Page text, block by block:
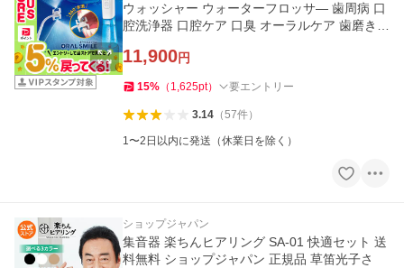
ウォッシャー ウォーターフロッサ― 歯周病 口
腔洗浄器 口腔ケア 口臭 オーラルケア 歯磨き
11,900円
15% （ 1,625pt） 要エントリー
3.14（57件）
1〜2日以内に発送（休業日を除く）
ショップジャパン
集音器 楽ちんヒアリング SA-01 快適セット 送
料無料 ショップジャパン 正規品 草笛光子さ